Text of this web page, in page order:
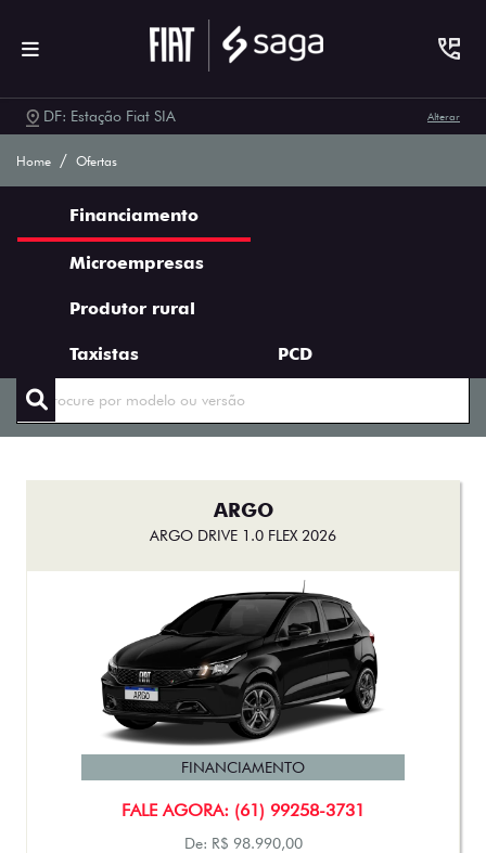
DF: Estação Fiat SIA Alterar
Home Ofertas
Financiamento
Microempresas
Produtor rural
Taxistas PCD
Ofertas Saga Fiat
ARGO
ARGO DRIVE 1.0 FLEX 2026
FALE AGORA: (61) 99258-3731
FINANCIAMENTO
De: R$ 98.990,00